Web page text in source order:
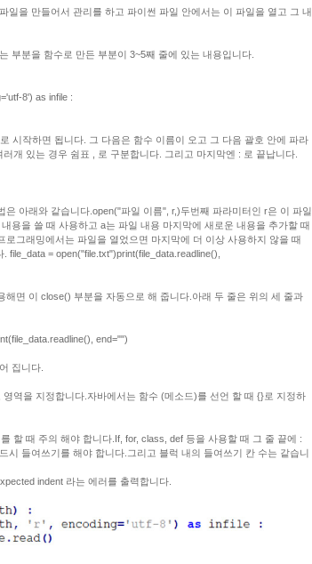
일을 만들어서 관리를 하고 파이썬 파일 안에서는 이 파일을 열고 그 내
부분을 함수로 만든 부분이 3~5째 줄에 있는 내용입니다.
8') as infile :
시작하면 됩니다. 그 다음은 함수 이름이 오고 그 다음 괄호 안에 파라
러개 있는 경우 쉼표 , 로 구분합니다. 그리고 마지막엔 : 로 끝납니다.
은 아래와 같습니다. open("파일 이름", r,)두번째 파라미터인 r은 이 파일
용을 쓸 때 사용하고 a는 파일 내용 마지막에 새로운 내용을 추가할 때
로그래밍에서는 파일을 열었으면 마지막에 더 이상 사용하지 않을 때
. file_data = open("file.txt")print(file_data.readline(),
해면 이 close() 부분을 자동으로 해 줍니다. 아래 두 줄은 위의 세 줄과
end="")
집니다.
역을 지정합니다. 자바에서는 함수 (메소드)를 선언 할 때 {}로 지정하
할 때 주의 해야 합니다. If, for, class, def 등을 사용할 때 그 줄 끝에 :
시 들여쓰기를 해야 합니다. 그리고 블럭 내의 들여쓰기 칸 수는 같습니
indent 라는 에러를 출력합니다.